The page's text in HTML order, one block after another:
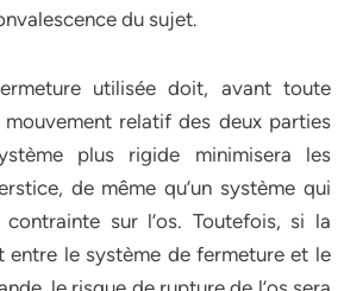
du sujet.
utilisée doit, avant toute
relatif des deux parties
plus rigide minimisera les
de même qu’un système qui
sur l’os. Toutefois, si la
entre le système de fermeture et le